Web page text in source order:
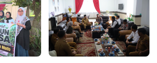
dan Anak